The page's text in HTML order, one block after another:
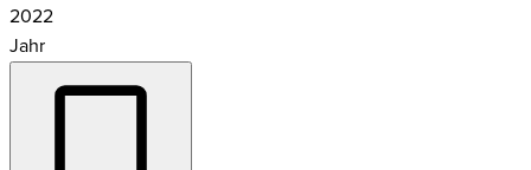
2022
Jahr